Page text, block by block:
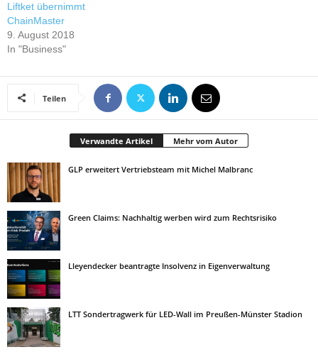
Liftket übernimmt
ChainMaster
9. August 2018
In "Business"
Teilen
Verwandte Artikel Mehr vom Autor
GLP erweitert Vertriebsteam mit Michel Malbranc
Green Claims: Nachhaltig werben wird zum Rechtsrisiko
Lleyendecker beantragte Insolvenz in Eigenverwaltung
LTT Sondertragwerk für LED-Wall im Preußen-Münster Stadion